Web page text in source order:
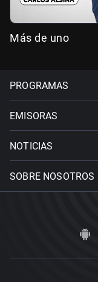
Más de uno
PROGRAMAS
EMISORAS
NOTICIAS
SOBRE NOSOTROS